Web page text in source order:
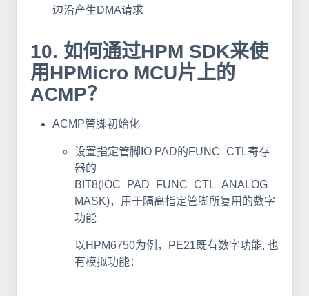
边沿产生DMA请求
10. 如何通过HPM SDK来使
用HPMicro MCU片上的
ACMP？
ACMP管脚初始化
设置指定管脚IO PAD的FUNC_CTL寄存
器的
BIT8(IOC_PAD_FUNC_CTL_ANALOG_
MASK)，用于隔离指定管脚所复用的数字
功能
以HPM6750为例，PE21既有数字功能, 也
有模拟功能：